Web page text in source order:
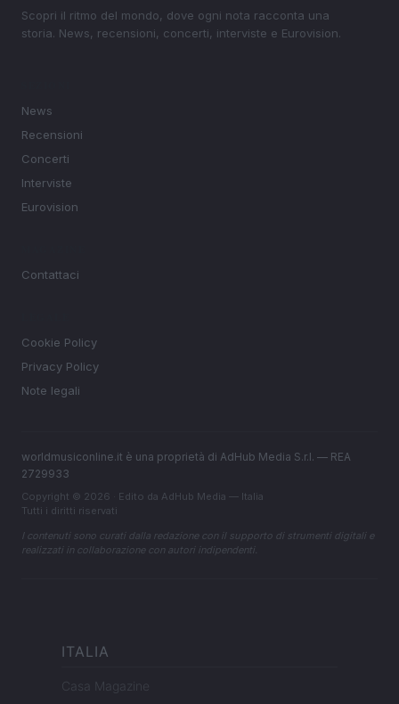
Scopri il ritmo del mondo, dove ogni nota racconta una
storia. News, recensioni, concerti, interviste e Eurovision.
News
Recensioni
Concerti
Interviste
Eurovision
Contattaci
Cookie Policy
Privacy Policy
Note legali
worldmusiconline.it è una proprietà di AdHub Media S.r.l. — REA
2729933
Copyright © 2026 · Edito da AdHub Media — Italia
Tutti i diritti riservati
I contenuti sono curati dalla redazione con il supporto di strumenti digitali e
realizzati in collaborazione con autori indipendenti.
ITALIA
Casa Magazine